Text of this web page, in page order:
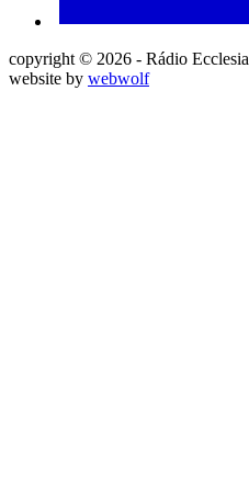
copyright © 2026 - Rádio Ecclesia
website by webwolf